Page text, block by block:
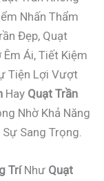
Nhấn Thẩm
Đẹp, Quạt
Ái, Tiết Kiệm
Tiện Lợi Vượt
Hay Quạt Trần
Nhờ Khả Năng
Sang Trọng.
TríNhư Quạt